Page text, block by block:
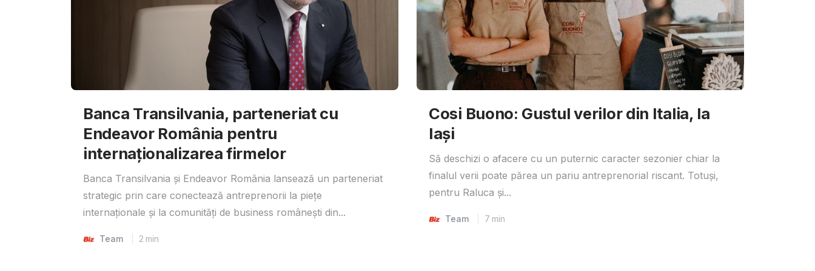
Banca Transilvania, parteneriat cu
Endeavor România pentru
internaționalizarea firmelor
Banca Transilvania și Endeavor România lansează un parteneriat
strategic prin care conectează antreprenorii la piețe
internaționale și la comunități de business românești din...
Team 2 min
Cosi Buono: Gustul verilor din Italia, la
Iași
Să deschizi o afacere cu un puternic caracter sezonier chiar la
finalul verii poate părea un pariu antreprenorial riscant. Totuși,
pentru Raluca și...
Team 7 min